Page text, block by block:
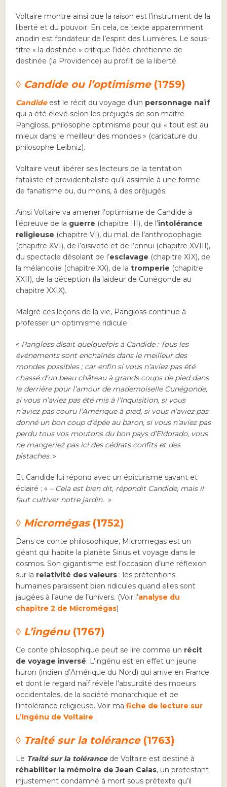
Voltaire montre ainsi que la raison est l’instrument de la
liberté et du pouvoir. En cela, ce texte apparemment
anodin est fondateur de l’esprit des Lumières. Le sous-
titre « la destinée » critique l’idée chrétienne de
destinée (la Providence) au profit de la liberté.
◊ Candide ou l’optimisme(1759)
Candideest le récit du voyage d’un personnage naïf
qui a été élevé selon les préjugés de son maître
Pangloss, philosophe optimisme pour qui « tout est au
mieux dans le meilleur des mondes » (caricature du
philosophe Leibniz).
Voltaire veut libérer ses lecteurs de la tentation
fataliste et providentialiste qu’il assimile à une forme
de fanatisme ou, du moins, à des préjugés.
Ainsi Voltaire va amener l’optimisme de Candide à
l’épreuve de la guerre (chapitre III), de l’intolérance
religieuse (chapitre VI), du mal, de l’anthropophagie
(chapitre XVI), de l’oisiveté et de l’ennui (chapitre XVIII),
du spectacle désolant de l’esclavage (chapitre XIX), de
la mélancolie (chapitre XX), de latromperie (chapitre
XXII), de la déception (la laideur de Cunégonde au
chapitre XXIX).
Malgré ces leçons de la vie, Pangloss continue à
professer un optimisme ridicule :
« Pangloss disait quelquefois à Candide : Tous les
événements sont enchaînés dans le meilleur des
mondes possibles ; car enfin si vous n’aviez pas été
chassé d’un beau château à grands coups de pied dans
le derrière pour l’amour de mademoiselle Cunégonde,
si vous n’aviez pas été mis à l’Inquisition, si vous
n’aviez pas couru l’Amérique à pied, si vous n’aviez pas
donné un bon coup d’épée au baron, si vous n’aviez pas
perdu tous vos moutons du bon pays d’Eldorado, vous
ne mangeriez pas ici des cédrats confits et des
pistaches. »
Et Candide lui répond avec un épicurisme savant et
éclairé : « – Cela est bien dit, répondit Candide, mais il
faut cultiver notre jardin. »
◊ Micromégas (1752)
Dans ce conte philosophique, Micromegas est un
géant qui habite la planète Sirius et voyage dans le
cosmos. Son gigantisme est l’occasion d’une réflexion
sur la relativité des valeurs : les prétentions
humaines paraissent bien ridicules quand elles sont
jaugées à l’aune de l’univers. (Voir l’analyse du
chapitre 2 de Micromégas)
◊ L’ingénu (1767)
Ce conte philosophique peut se lire comme un récit
de voyage inversé. L’ingénu est en effet un jeune
huron (indien d’Amérique du Nord) qui arrive en France
et dont le regard naïf révèle l’absurdité des moeurs
occidentales, de la société monarchique et de
l’intolérance religieuse. Voir mafiche de lecture sur
L’Ingénu de Voltaire.
◊ Traité sur la tolérance(1763)
Le Traité sur la tolérancede Voltaire est destiné à
réhabiliter la mémoire de Jean Calas, un protestant
injustement condamné à mort sous prétexte qu’il